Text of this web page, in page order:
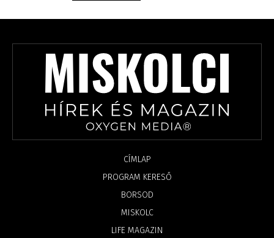
CÍMLAP
PROGRAM KERESŐ
BORSOD
MISKOLC
LIFE MAGAZIN